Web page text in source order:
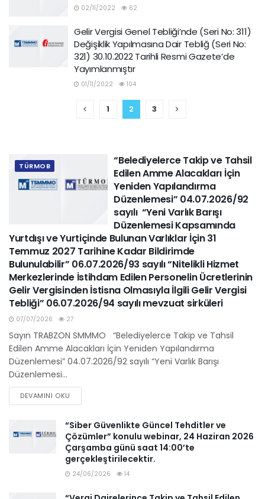
02/11/2022 62
Gelir Vergisi Genel Tebliği’nde (Seri No: 311)
Değişiklik Yapılmasına Dair Tebliğ (Seri No:
321) 30.10.2022 Tarihli Resmi Gazete’de
Yayımlanmıştır
01/11/2022 104
1 2 3
TÜRMOB
“Belediyelerce Takip ve Tahsil
Edilen Amme Alacakları İçin
Yeniden Yapılandırma
Düzenlemesi” 04.07.2026/92
sayılı “Yeni Varlık Barışı
Düzenlemesi Kapsamında
Yurtdışı ve Yurtiçinde Bulunan Varlıklar İçin 31
Temmuz 2027 Tarihine Kadar Bildirimde
Bulunulabilir” 06.07.2026/93 sayılı “Nitelikli Hizmet
Merkezlerinde İstihdam Edilen Personelin Ücretlerinin
Gelir Vergisinden İstisna Olmasıyla İlgili Gelir Vergisi
Tebliği” 06.07.2026/94 sayılı mevzuat sirküleri
07/07/2026 27
Sayın TRABZON SMMMO “Belediyelerce Takip ve Tahsil
Edilen Amme Alacakları İçin Yeniden Yapılandırma
Düzenlemesi” 04.07.2026/92 sayılı “Yeni Varlık Barışı
Düzenlemesi...
DEVAMINI OKU
“Siber Güvenlikte Güncel Tehditler ve
Çözümler” konulu webinar, 24 Haziran 2026
Çarşamba günü saat 14:00’te
gerçekleştirilecektir.
24/06/2026 14